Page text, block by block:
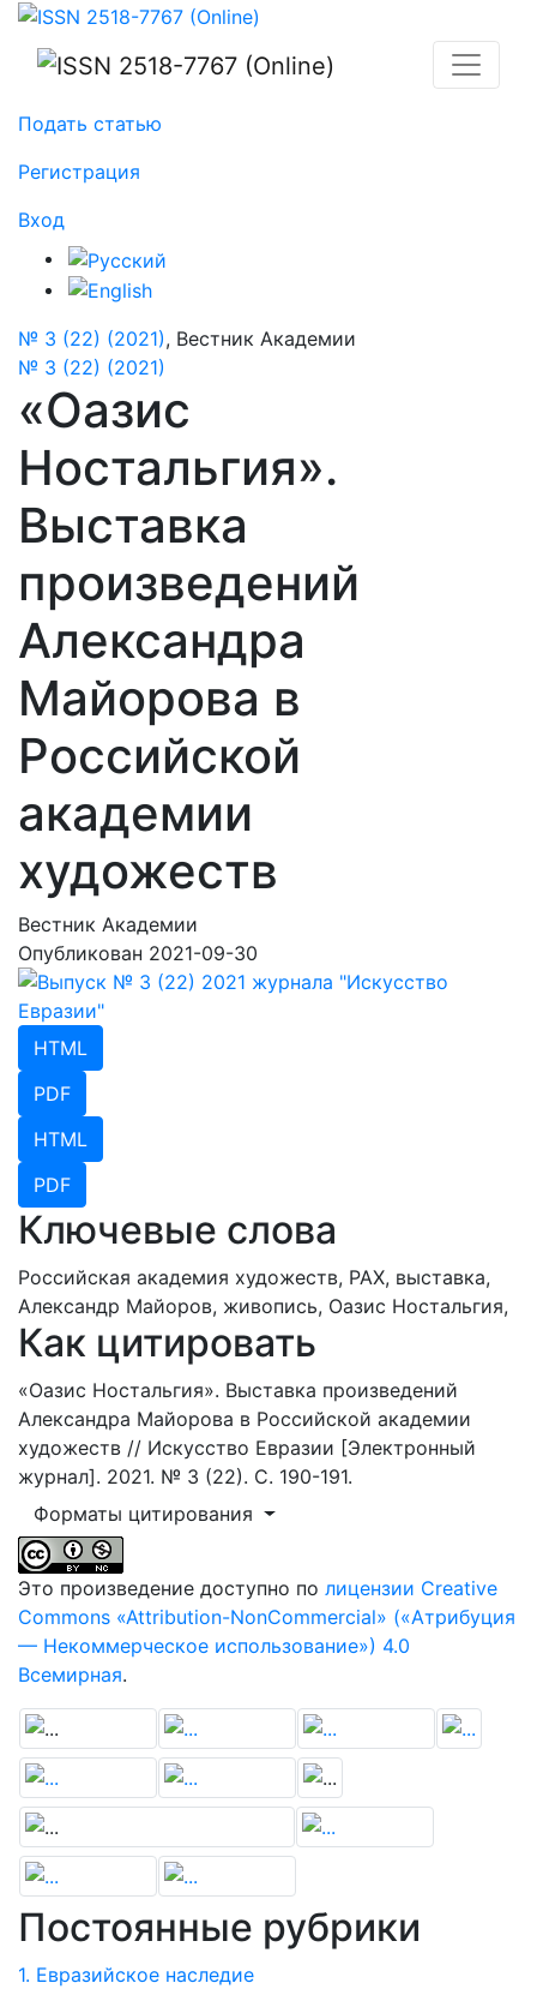
«Оазис Ностальгия». Выставка произведений
Подать статью
Регистрация
Вход
№ 3 (22) (2021), Вестник Академии
№ 3 (22) (2021)
«Оазис
Ностальгия».
Выставка
произведений
Александра
Майорова в
Российской
академии
художеств
Вестник Академии
Опубликован 2021-09-30
HTML
PDF
HTML
PDF
Ключевые слова
Российская академия художеств, РАХ, выставка,
Александр Майоров, живопись, Оазис Ностальгия,
Как цитировать
«Оазис Ностальгия». Выставка произведений
Александра Майорова в Российской академии
художеств // Искусство Евразии [Электронный
журнал]. 2021. № 3 (22). С. 190-191.
Форматы цитирования
Это произведение доступно по лицензии Creative
Commons «Attribution-NonCommercial» («Атрибуция
— Некоммерческое использование») 4.0
Всемирная.
Постоянные рубрики
1. Евразийское наследие